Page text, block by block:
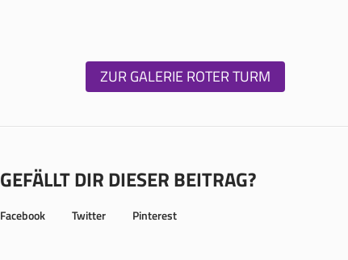
ZUR GALERIE ROTER TURM
GEFÄLLT DIR DIESER BEITRAG?
Facebook Twitter Pinterest